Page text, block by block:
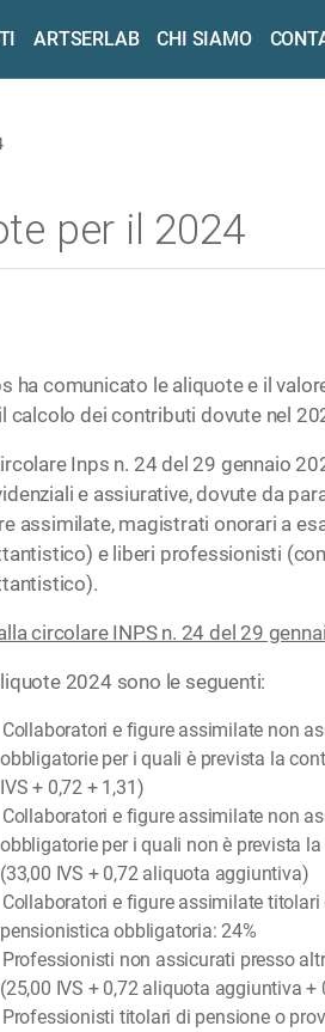
ARTSERLAB CHI SIAMO
per il 2024
ha comunicato le aliquote e il
calcolo dei contributi dovute nel
Inps n. 24 del 29 gennaio
e assiurative, dovute da
assimilate, magistrati onorari a
e liberi professionisti
circolare INPS n. 24 del 29
2024 sono le seguenti:
Collaboratori e figure assimilate non
obbligatorie per i quali è prevista la
IVS + 0,72 + 1,31)
Collaboratori e figure assimilate non
obbligatorie per i quali non è prevista
(33,00 IVS + 0,72 aliquota aggiuntiva)
Collaboratori e figure assimilate
pensionistica obbligatoria: 24%
Professionisti non assicurati presso
(25,00 IVS + 0,72 aliquota aggiuntiva +
Professionisti titolari di pensione o